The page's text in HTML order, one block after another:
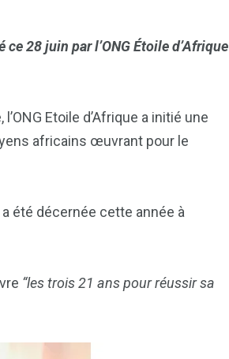
28 juin par l’ONG Étoile d’Afrique
Etoile d’Afrique a initié une
africains œuvrant pour le
a été décernée cette année à
“les trois 21 ans pour réussir sa